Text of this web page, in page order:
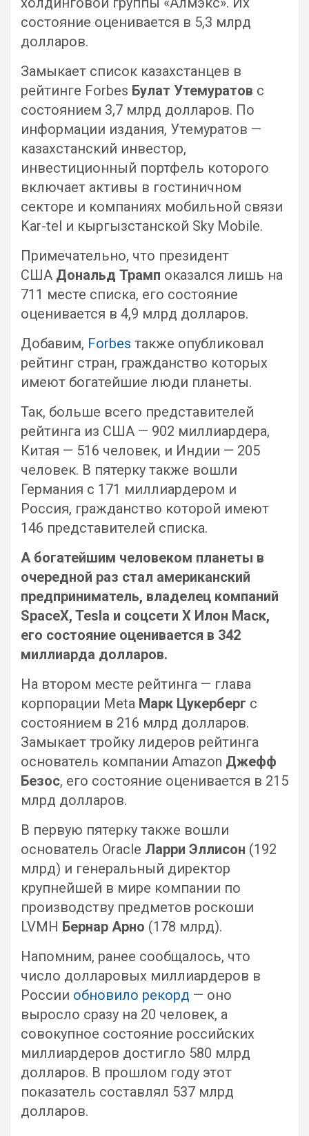
состояние оценивается в 5,3 млрд
долларов.
Замыкает список казахстанцев в
рейтинге Forbes Булат Утемуратов с
состоянием 3,7 млрд долларов. По
информации издания, Утемуратов —
казахстанский инвестор,
инвестиционный портфель которого
включает активы в гостиничном
секторе и компаниях мобильной связи
Kar-tel и кыргызстанской Sky Mobile.
Примечательно, что президент
США Дональд Трамп оказался лишь на
711 месте списка, его состояние
оценивается в 4,9 млрд долларов.
Добавим, Forbes также опубликовал
рейтинг стран, гражданство которых
имеют богатейшие люди планеты.
Так, больше всего представителей
рейтинга из США — 902 миллиардера,
Китая — 516 человек, и Индии — 205
человек. В пятерку также вошли
Германия с 171 миллиардером и
Россия, гражданство которой имеют
146 представителей списка.
А богатейшим человеком планеты в
очередной раз стал американский
предприниматель, владелец компаний
SpaceX, Tesla и соцсети Х Илон Маск,
его состояние оценивается в 342
миллиарда долларов.
На втором месте рейтинга — глава
корпорации Meta Марк Цукерберг с
состоянием в 216 млрд долларов.
Замыкает тройку лидеров рейтинга
основатель компании Amazon Джефф
Безос, его состояние оценивается в 215
млрд долларов.
В первую пятерку также вошли
основатель Oracle Ларри Эллисон (192
млрд) и генеральный директор
крупнейшей в мире компании по
производству предметов роскоши
LVMH Бернар Арно (178 млрд).
Напомним, ранее сообщалось, что
число долларовых миллиардеров в
России обновило рекорд — оно
выросло сразу на 20 человек, а
совокупное состояние российских
миллиардеров достигло 580 млрд
долларов. В прошлом году этот
показатель составлял 537 млрд
долларов.